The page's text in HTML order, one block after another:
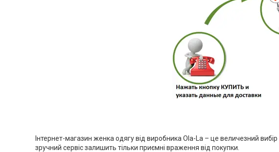
Інтернет-магазин женка одягу від виробника Ola-La – це величезний
зручний сервіс залишить тільки приємні враження від покупки.